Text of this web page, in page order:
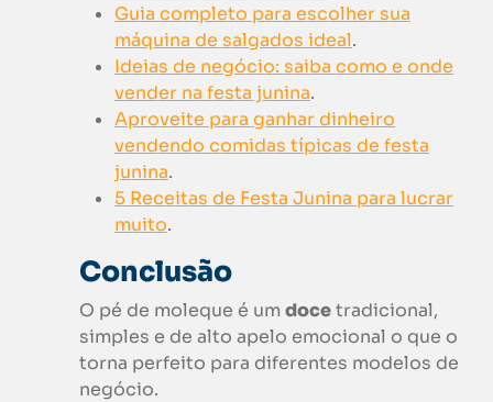
Guia completo para escolher sua
máquina de salgados ideal.
Ideias de negócio: saiba como e onde
vender na festa junina.
Aproveite para ganhar dinheiro
vendendo comidas típicas de festa
junina.
5 Receitas de Festa Junina para lucrar
muito.
Conclusão
O pé de moleque é um docetradicional,
simples e de alto apelo emocional o que o
torna perfeito para diferentes modelos de
negócio.